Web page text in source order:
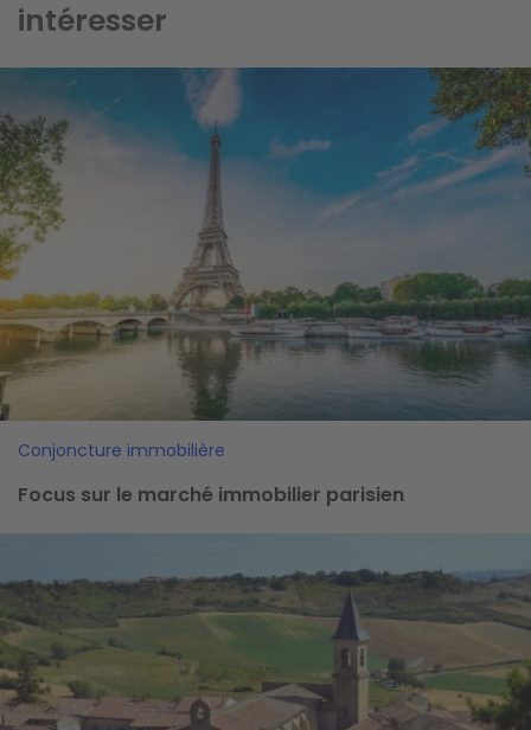
intéresser
Conjoncture immobilière
Focus sur le marché immobilier parisien